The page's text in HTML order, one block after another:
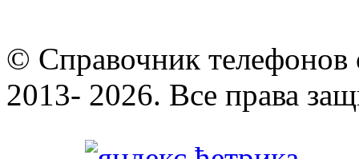
© Cправочник телефонов
2013- 2026. Все права